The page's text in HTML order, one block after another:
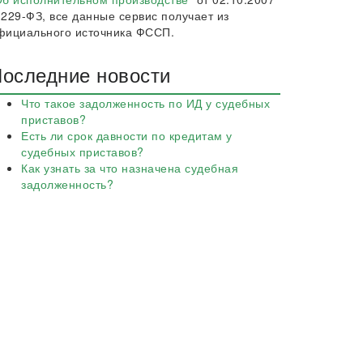
ФЗ, все данные сервис получает из
источника ФССП.
новости
Что такое задолженность по ИД у судебных
приставов?
Есть ли срок давности по кредитам у
судебных приставов?
Как узнать за что назначена судебная
задолженность?